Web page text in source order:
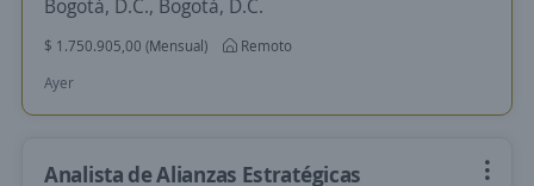
Bogotá, D.C., Bogotá, D.C.
$ 1.750.905,00 (Mensual)
Remoto
Ayer
Analista de Alianzas Estratégicas